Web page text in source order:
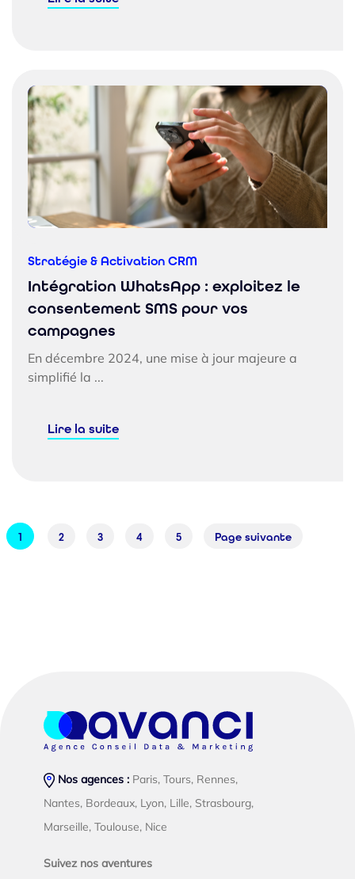
Stratégie & Activation CRM
Intégration WhatsApp : exploitez le
consentement SMS pour vos
campagnes
En décembre 2024, une mise à jour majeure a
simplifié la ...
Lire la suite
1 2 3 4 5 Page suivante
Nos agences :Paris, Tours, Rennes,
Nantes, Bordeaux, Lyon, Lille, Strasbourg,
Marseille, Toulouse, Nice
Suivez nos aventures